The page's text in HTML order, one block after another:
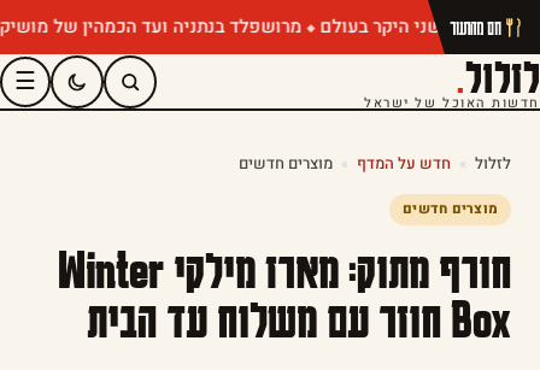
מרושפלד בנתניה ועד הכמהין של מושיק חם מהתנור
לזלול.
חדשות האוכל של ישראל
☰
לזלול » חדש על המדף » מוצרים חדשים
מוצרים חדשים
חורף מתוק: מארז מילקי Winter
Box חוזר עם משלוח עד הבית